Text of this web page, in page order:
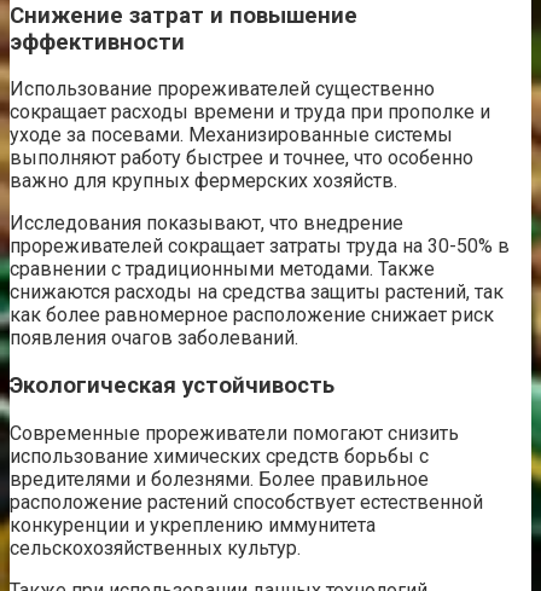
Снижение затрат и повышение
эффективности
Использование прореживателей существенно
сокращает расходы времени и труда при прополке и
уходе за посевами. Механизированные системы
выполняют работу быстрее и точнее, что особенно
важно для крупных фермерских хозяйств.
Исследования показывают, что внедрение
прореживателей сокращает затраты труда на 30-50% в
сравнении с традиционными методами. Также
снижаются расходы на средства защиты растений, так
как более равномерное расположение снижает риск
появления очагов заболеваний.
Экологическая устойчивость
Современные прореживатели помогают снизить
использование химических средств борьбы с
вредителями и болезнями. Более правильное
расположение растений способствует естественной
конкуренции и укреплению иммунитета
сельскохозяйственных культур.